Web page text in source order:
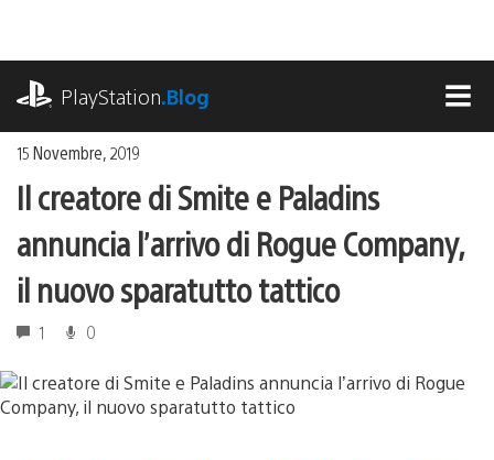
contenuto
PlayStation.Blog
15 Novembre, 2019
Il creatore di Smite e Paladins
annuncia l’arrivo di Rogue Company,
il nuovo sparatutto tattico
1 0